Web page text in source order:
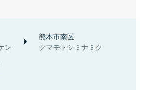
ン
熊本市南区
クマモトシミナミク